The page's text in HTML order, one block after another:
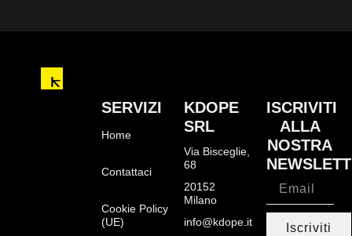
SERVIZI
Home
Contattaci
Cookie Policy
(UE)
KDOPE
SRL
Via Bisceglie,
68
20152
Milano
info@kdope.it
ISCRIVITI
ALLA
NOSTRA
Iscriviti